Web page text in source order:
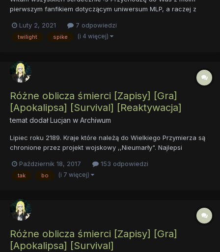
pierwszym fanfikiem dotyczącym uniwersum MLP, a raczej z
czekać na następne rozdziały tej porąbanej historii. Pewnego
dnia Twilight znajduję i otwiera tajemnic...
Luty 2, 2021 7 odpowiedzi
twilight spike (i 4 więcej)
Różne oblicza śmierci [Zapisy] [Gra]
[Apokalipsa] [Survival] [Reaktywacja]
temat dodałLucjan w Archiwum
Lipiec roku 2189. Kraje które należą do Wielkiego Przymierza są
chronione przez projekt wojskowy ,,Nieumarły". Najlepsi
Ma to być zombie całkowicie podporządkowany wojsku.
Tymczasowo badania przebiegają pomyślnie. Październik ro...
Październik 18, 2017 153 odpowiedzi
tak bo (i 7 więcej)
Różne oblicza śmierci [Zapisy] [Gra]
[Apokalipsa] [Survival]